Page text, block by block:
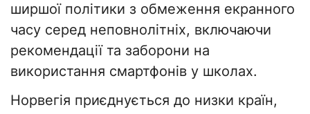
ширшої політики з обмеження екранного
часу серед неповнолітніх, включаючи
рекомендації та заборони на
використання смартфонів у школах.
Норвегія приєднується до низки країн,